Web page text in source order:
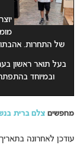
של התחרות. אהבתו
בעל תואר ראשון
ובמיוחד
מחפשים צלם ברית
עודכן לאחרונה בתאריך 18 בדצמבר 2025 04:57 על ידי